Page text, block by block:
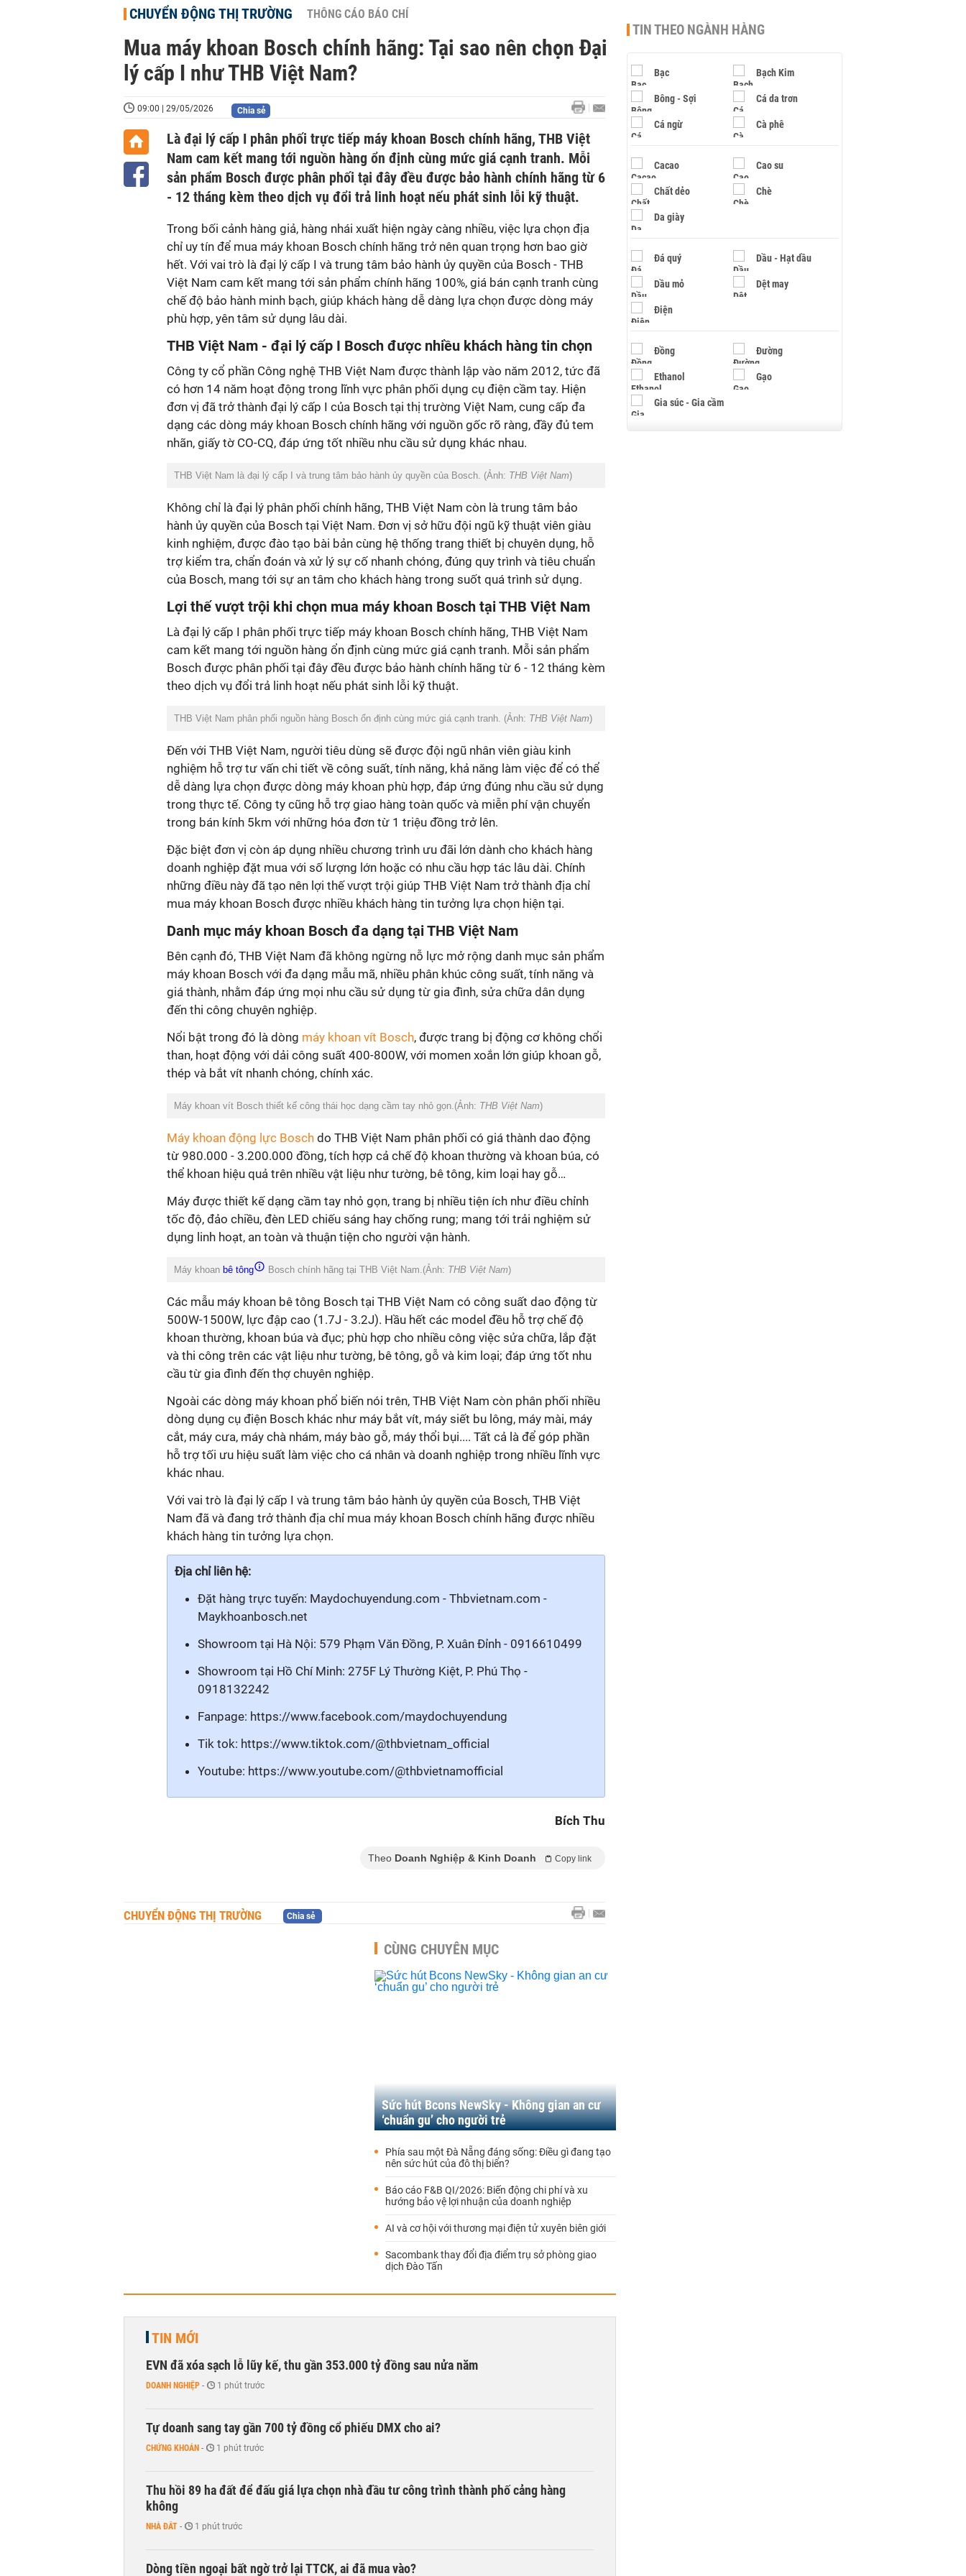
CHUYỂN ĐỘNG THỊ TRƯỜNG THÔNG CÁO BÁO CHÍ
Mua máy khoan Bosch chính hãng: Tại sao nên chọn Đại
lý cấp I như THB Việt Nam?
09:00 | 29/05/2026 Chia sẻ
Là đại lý cấp I phân phối trực tiếp máy khoan Bosch chính hãng, THB Việt
Nam cam kết mang tới nguồn hàng ổn định cùng mức giá cạnh tranh. Mỗi
sản phẩm Bosch được phân phối tại đây đều được bảo hành chính hãng từ 6
- 12 tháng kèm theo dịch vụ đổi trả linh hoạt nếu phát sinh lỗi kỹ thuật.
Trong bối cảnh hàng giả, hàng nhái xuất hiện ngày càng nhiều, việc lựa chọn địa
chỉ uy tín để mua máy khoan Bosch chính hãng trở nên quan trọng hơn bao giờ
hết. Với vai trò là đại lý cấp I và trung tâm bảo hành ủy quyền của Bosch - THB
Việt Nam cam kết mang tới sản phẩm chính hãng 100%, giá bán cạnh tranh cùng
chế độ bảo hành minh bạch, giúp khách hàng dễ dàng lựa chọn được dòng máy
phù hợp, yên tâm sử dụng lâu dài.
THB Việt Nam - đại lý cấp I Bosch được nhiều khách hàng tin chọn
Công ty cổ phần Công nghệ THB Việt Nam được thành lập vào năm 2012, tức đã
có hơn 14 năm hoạt động trong lĩnh vực phân phối dụng cụ điện cầm tay. Hiện
đơn vị đã trở thành đại lý cấp I của Bosch tại thị trường Việt Nam, cung cấp đa
dạng các dòng máy khoan Bosch chính hãng với nguồn gốc rõ ràng, đầy đủ tem
nhãn, giấy tờ CO-CQ, đáp ứng tốt nhiều nhu cầu sử dụng khác nhau.
THB Việt Nam là đại lý cấp I và trung tâm bảo hành ủy quyền của Bosch. (Ảnh: THB Việt Nam)
Không chỉ là đại lý phân phối chính hãng, THB Việt Nam còn là trung tâm bảo
hành ủy quyền của Bosch tại Việt Nam. Đơn vị sở hữu đội ngũ kỹ thuật viên giàu
kinh nghiệm, được đào tạo bài bản cùng hệ thống trang thiết bị chuyên dụng, hỗ
trợ kiểm tra, chẩn đoán và xử lý sự cố nhanh chóng, đúng quy trình và tiêu chuẩn
của Bosch, mang tới sự an tâm cho khách hàng trong suốt quá trình sử dụng.
Lợi thế vượt trội khi chọn mua máy khoan Bosch tại THB Việt Nam
Là đại lý cấp I phân phối trực tiếp máy khoan Bosch chính hãng, THB Việt Nam
cam kết mang tới nguồn hàng ổn định cùng mức giá cạnh tranh. Mỗi sản phẩm
Bosch được phân phối tại đây đều được bảo hành chính hãng từ 6 - 12 tháng kèm
theo dịch vụ đổi trả linh hoạt nếu phát sinh lỗi kỹ thuật.
THB Việt Nam phân phối nguồn hàng Bosch ổn định cùng mức giá cạnh tranh. (Ảnh: THB Việt Nam)
Đến với THB Việt Nam, người tiêu dùng sẽ được đội ngũ nhân viên giàu kinh
nghiệm hỗ trợ tư vấn chi tiết về công suất, tính năng, khả năng làm việc để có thể
dễ dàng lựa chọn được dòng máy khoan phù hợp, đáp ứng đúng nhu cầu sử dụng
trong thực tế. Công ty cũng hỗ trợ giao hàng toàn quốc và miễn phí vận chuyển
trong bán kính 5km với những hóa đơn từ 1 triệu đồng trở lên.
Đặc biệt đơn vị còn áp dụng nhiều chương trình ưu đãi lớn dành cho khách hàng
doanh nghiệp đặt mua với số lượng lớn hoặc có nhu cầu hợp tác lâu dài. Chính
những điều này đã tạo nên lợi thế vượt trội giúp THB Việt Nam trở thành địa chỉ
mua máy khoan Bosch được nhiều khách hàng tin tưởng lựa chọn hiện tại.
Danh mục máy khoan Bosch đa dạng tại THB Việt Nam
Bên cạnh đó, THB Việt Nam đã không ngừng nỗ lực mở rộng danh mục sản phẩm
máy khoan Bosch với đa dạng mẫu mã, nhiều phân khúc công suất, tính năng và
giá thành, nhằm đáp ứng mọi nhu cầu sử dụng từ gia đình, sửa chữa dân dụng
đến thi công chuyên nghiệp.
Nổi bật trong đó là dòng máy khoan vít Bosch, được trang bị động cơ không chổi
than, hoạt động với dải công suất 400-800W, với momen xoắn lớn giúp khoan gỗ,
thép và bắt vít nhanh chóng, chính xác.
Máy khoan vít Bosch thiết kế công thái học dạng cầm tay nhỏ gọn.(Ảnh: THB Việt Nam)
Máy khoan động lực Bosch do THB Việt Nam phân phối có giá thành dao động
từ 980.000 - 3.200.000 đồng, tích hợp cả chế độ khoan thường và khoan búa, có
thể khoan hiệu quả trên nhiều vật liệu như tường, bê tông, kim loại hay gỗ…
Máy được thiết kế dạng cầm tay nhỏ gọn, trang bị nhiều tiện ích như điều chỉnh
tốc độ, đảo chiều, đèn LED chiếu sáng hay chống rung; mang tới trải nghiệm sử
dụng linh hoạt, an toàn và thuận tiện cho người vận hành.
Máy khoan bê tông Bosch chính hãng tại THB Việt Nam.(Ảnh: THB Việt Nam)
Các mẫu máy khoan bê tông Bosch tại THB Việt Nam có công suất dao động từ
500W-1500W, lực đập cao (1.7J - 3.2J). Hầu hết các model đều hỗ trợ chế độ
khoan thường, khoan búa và đục; phù hợp cho nhiều công việc sửa chữa, lắp đặt
và thi công trên các vật liệu như tường, bê tông, gỗ và kim loại; đáp ứng tốt nhu
cầu từ gia đình đến thợ chuyên nghiệp.
Ngoài các dòng máy khoan phổ biến nói trên, THB Việt Nam còn phân phối nhiều
dòng dụng cụ điện Bosch khác như máy bắt vít, máy siết bu lông, máy mài, máy
cắt, máy cưa, máy chà nhám, máy bào gỗ, máy thổi bụi.... Tất cả là để góp phần
hỗ trợ tối ưu hiệu suất làm việc cho cá nhân và doanh nghiệp trong nhiều lĩnh vực
khác nhau.
Với vai trò là đại lý cấp I và trung tâm bảo hành ủy quyền của Bosch, THB Việt
Nam đã và đang trở thành địa chỉ mua máy khoan Bosch chính hãng được nhiều
khách hàng tin tưởng lựa chọn.
Địa chỉ liên hệ:
Đặt hàng trực tuyến: Maydochuyendung.com - Thbvietnam.com -
Maykhoanbosch.net
Showroom tại Hà Nội: 579 Phạm Văn Đồng, P. Xuân Đỉnh - 0916610499
Showroom tại Hồ Chí Minh: 275F Lý Thường Kiệt, P. Phú Thọ -
0918132242
Fanpage: https://www.facebook.com/maydochuyendung
Tik tok: https://www.tiktok.com/@thbvietnam_official
Youtube: https://www.youtube.com/@thbvietnamofficial
Bích Thu
Theo Doanh Nghiệp & Kinh Doanh Copy link
CHUYỂN ĐỘNG THỊ TRƯỜNG Chia sẻ
CÙNG CHUYÊN MỤC
Sức hút Bcons NewSky - Không gian an cư
‘chuẩn gu’ cho người trẻ
Phía sau một Đà Nẵng đáng sống: Điều gì đang tạo
nên sức hút của đô thị biển?
Báo cáo F&B QI/2026: Biến động chi phí và xu
hướng bảo vệ lợi nhuận của doanh nghiệp
AI và cơ hội với thương mại điện tử xuyên biên giới
Sacombank thay đổi địa điểm trụ sở phòng giao
dịch Đào Tấn
TIN MỚI
EVN đã xóa sạch lỗ lũy kế, thu gần 353.000 tỷ đồng sau nửa năm
DOANH NGHIỆP - 1 phút trước
Tự doanh sang tay gần 700 tỷ đồng cổ phiếu DMX cho ai?
CHỨNG KHOÁN - 1 phút trước
Thu hồi 89 ha đất để đấu giá lựa chọn nhà đầu tư công trình thành phố cảng hàng
không
NHÀ ĐẤT - 1 phút trước
Dòng tiền ngoại bất ngờ trở lại TTCK, ai đã mua vào?
TIN THEO NGÀNH HÀNG
Bạc Bạch Kim
Bông - Sợi Cá da trơn
Cá ngừ Cà phê
Cacao Cao su
Chất dẻo Chè
Da giày
Đá quý Dầu - Hạt dầu
Dầu mỏ Dệt may
Điện
Đồng Đường
Ethanol Gạo
Gia súc - Gia cầm